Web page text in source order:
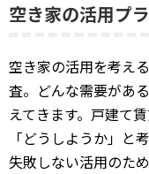
空き家の活用プ
空き家の活用を考え
査。どんな需要があ
えてきます。戸建て
「どうしようか」と
失敗しない活用のた